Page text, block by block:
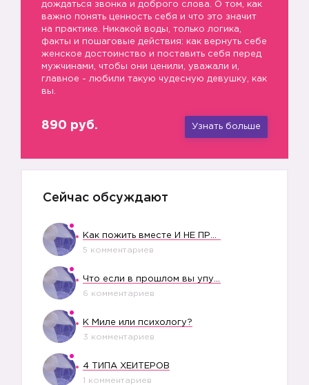
дождаться звонка и доброго слова. О том, как
важно понять ценность себя и что это значит
на практике. Никакой воды, только логика,
факты и пошаговые действия: как вернуть себе
женское достоинство и поставить себя перед
мужчинами, чтобы они ценили, уважали и,
главное - любили такую чудесную девушку, как
вы.
890 руб. Узнать больше
Сейчас обсуждают
5 комментариев
6 комментариев
К Миле или психологу?
3 комментариев
4 ТИПА ХЕЙТЕРОВ
1 комментариев